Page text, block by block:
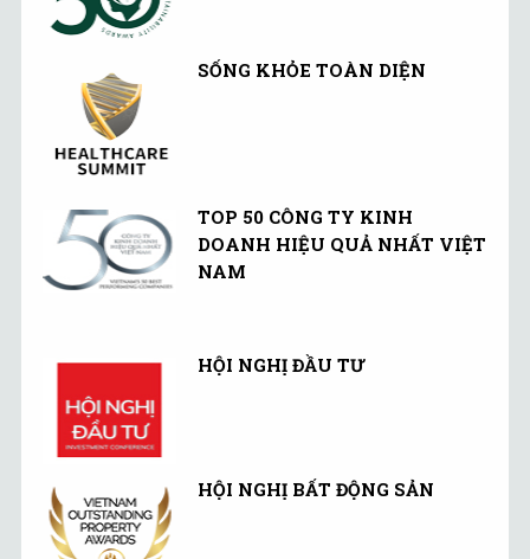
SỐNG KHỎE TOÀN DIỆN
TOP 50 CÔNG TY KINH
DOANH HIỆU QUẢ NHẤT VIỆT
NAM
HỘI NGHỊ ĐẦU TƯ
HỘI NGHỊ BẤT ĐỘNG SẢN